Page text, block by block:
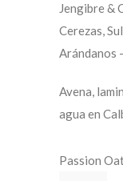
Jengibre &
Cerezas,
Arándanos
Avena,
agua en
Passion